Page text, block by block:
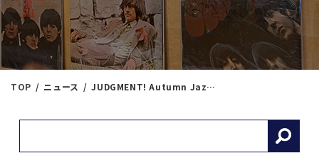
TOP ニュース JUDGMENT! Autumn Jazz Collection ① ＜新入荷情報＞ 9/3（水）17：00出品 ※通販リスト付